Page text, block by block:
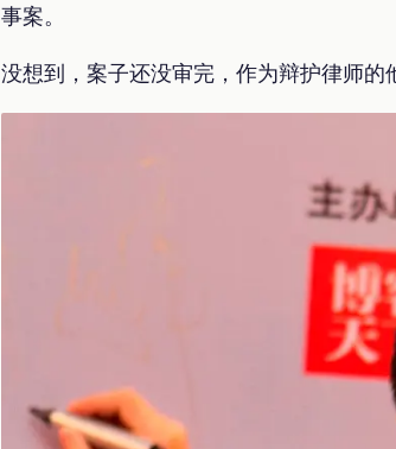
事案。
没想到，案子还没审完，作为辩护律师